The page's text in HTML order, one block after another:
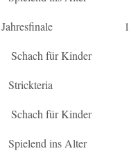
17:00
für Kinder
Strickteria
für Kinder
ins Alter